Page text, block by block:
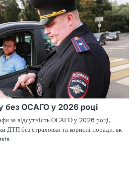
без ОСАГО у 2026 році
за відсутність ОСАГО у 2026 році,
ДТП без страховки та корисні поради, як